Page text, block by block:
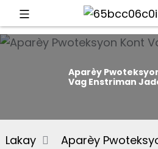
Aparèy
Vag Enstriman
Lakay
Aparèy